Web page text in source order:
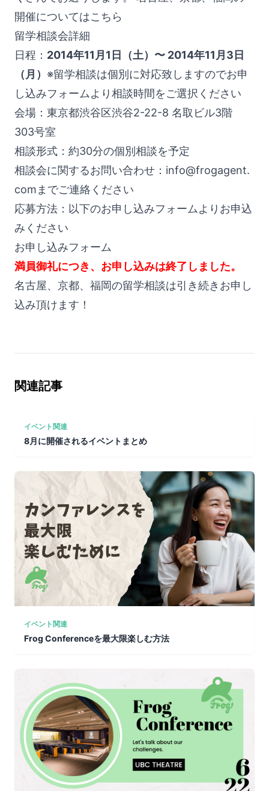
開催についてはこちら
留学相談会詳細
日程： 2014年11月1日（土）〜 2014年11月3日
（月） ※留学相談は個別に対応致しますのでお申
し込みフォームより相談時間をご選択ください
会場：東京都渋谷区渋谷2-22-8 名取ビル3階
303号室
相談形式：約30分の個別相談を予定
相談会に関するお問い合わせ： info@frogagent.
com までご連絡ください
応募方法：以下のお申し込みフォームよりお申込
みください
お申し込みフォーム
満員御礼につき、お申し込みは終了しました。
名古屋、京都、福岡の留学相談は引き続きお申し
込み頂けます！
関連記事
イベント関連
8月に開催されるイベントまとめ
イベント関連
Frog Conferenceを最大限楽しむ方法